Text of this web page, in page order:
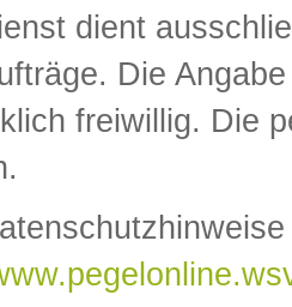
dient
Die
freiwillig. Die